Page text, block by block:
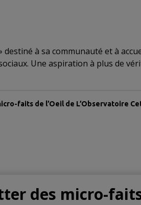
à sa communauté et à
Une aspiration à plus de
faits de l’Oeil de L’Observatoire
des micro-